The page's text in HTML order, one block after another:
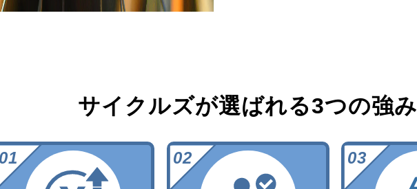
サイクルズが選ばれる3つの強み